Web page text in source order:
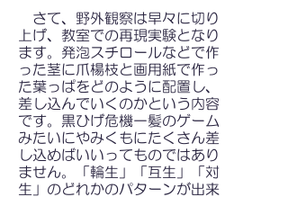
さて、野外観察は早々に切り
上げ、教室での再現実験となり
ます。発泡スチロールなどで作
った茎に爪楊枝と画用紙で作っ
た葉っぱをどのように配置し、
差し込んでいくのかという内容
です。黒ひげ危機一髪のゲーム
みたいにやみくもにたくさん差
し込めばいいってものではあり
ません。「輪生」「互生」「対
生」のどれかのパターンが出来